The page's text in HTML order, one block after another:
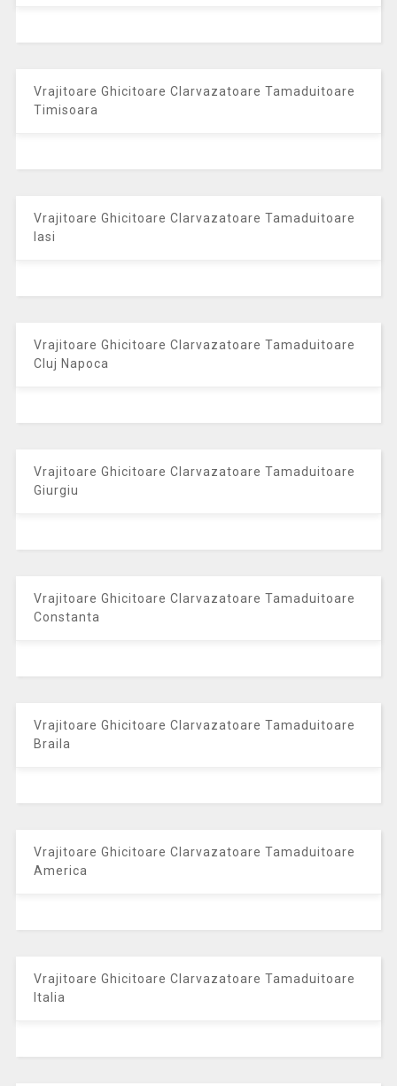
Vrajitoare Ghicitoare Clarvazatoare Tamaduitoare
Timisoara
Vrajitoare Ghicitoare Clarvazatoare Tamaduitoare
Iasi
Vrajitoare Ghicitoare Clarvazatoare Tamaduitoare
Cluj Napoca
Vrajitoare Ghicitoare Clarvazatoare Tamaduitoare
Giurgiu
Vrajitoare Ghicitoare Clarvazatoare Tamaduitoare
Constanta
Vrajitoare Ghicitoare Clarvazatoare Tamaduitoare
Braila
Vrajitoare Ghicitoare Clarvazatoare Tamaduitoare
America
Vrajitoare Ghicitoare Clarvazatoare Tamaduitoare
Italia